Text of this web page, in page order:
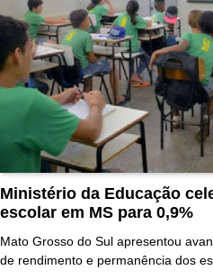
Ministério da Educação
escolar em MS para 0,9%
Mato Grosso do Sul apresentou
de rendimento e permanência dos